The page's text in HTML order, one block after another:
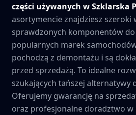
części używanych wSzklarska
asortymencie znajdziesz szeroki
sprawdzonych komponentów
popularnych marek
pochodzą z demontażu i są
przed sprzedażą. To idealne
szukających tańszej alternatywy
Oferujemy gwarancję na
oraz profesjonalne doradztwo